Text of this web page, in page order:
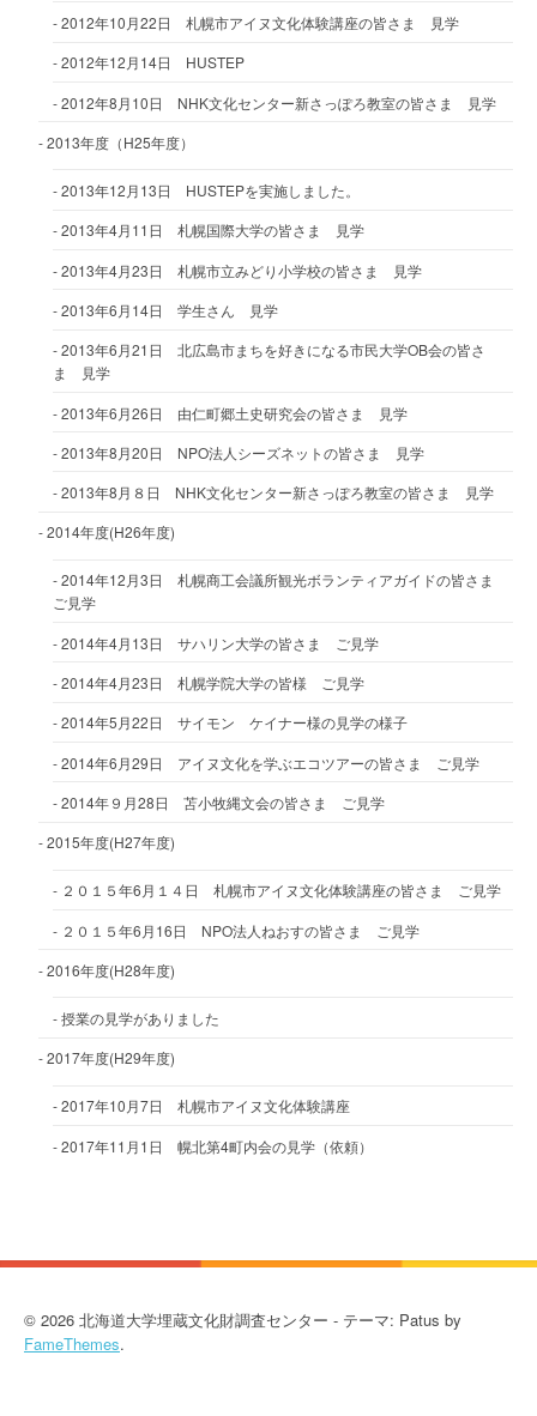
2012年10月22日 札幌市アイヌ文化体験講座の皆さま 見学
2012年12月14日 HUSTEP
2012年8月10日 NHK文化センター新さっぽろ教室の皆さま 見学
2013年度（H25年度）
2013年12月13日 HUSTEPを実施しました。
2013年4月11日 札幌国際大学の皆さま 見学
2013年4月23日 札幌市立みどり小学校の皆さま 見学
2013年6月14日 学生さん 見学
2013年6月21日 北広島市まちを好きになる市民大学OB会の皆さ
ま 見学
2013年6月26日 由仁町郷土史研究会の皆さま 見学
2013年8月20日 NPO法人シーズネットの皆さま 見学
2013年8月８日 NHK文化センター新さっぽろ教室の皆さま 見学
2014年度(H26年度)
2014年12月3日 札幌商工会議所観光ボランティアガイドの皆さま
ご見学
2014年4月13日 サハリン大学の皆さま ご見学
2014年4月23日 札幌学院大学の皆様 ご見学
2014年5月22日 サイモン ケイナー様の見学の様子
2014年6月29日 アイヌ文化を学ぶエコツアーの皆さま ご見学
2014年９月28日 苫小牧縄文会の皆さま ご見学
2015年度(H27年度)
２０１５年6月１４日 札幌市アイヌ文化体験講座の皆さま ご見学
２０１５年6月16日 NPO法人ねおすの皆さま ご見学
2016年度(H28年度)
授業の見学がありました
2017年度(H29年度)
2017年10月7日 札幌市アイヌ文化体験講座
2017年11月1日 幌北第4町内会の見学（依頼）
© 2026 北海道大学埋蔵文化財調査センター - テーマ: Patus by
FameThemes.